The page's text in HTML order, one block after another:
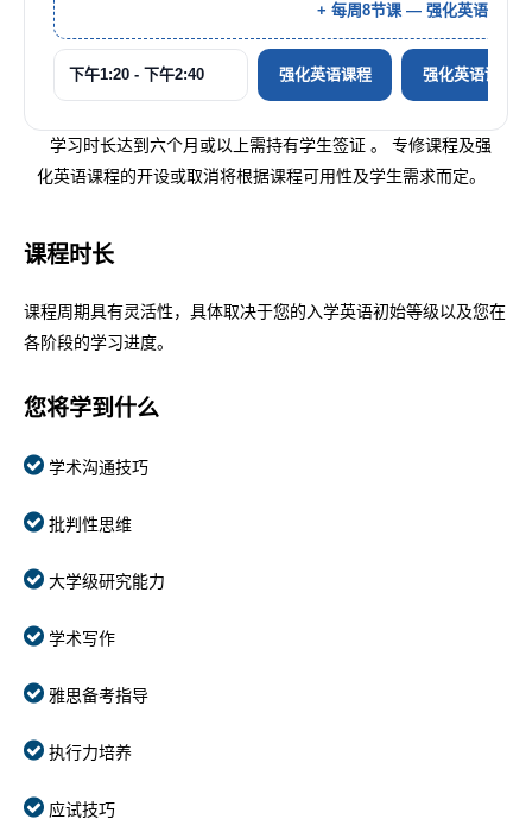
+ 每周8节课 — 强化英语课程
下午1:20 - 下午2:40 强化英语课程 强化英语课程
学习时长达到六个月或以上需持有学生签证 。 专修课程及强
化英语课程的开设或取消将根据课程可用性及学生需求而定。
课程时长
课程周期具有灵活性，具体取决于您的入学英语初始等级以及您在
各阶段的学习进度。
您将学到什么
学术沟通技巧
批判性思维
大学级研究能力
学术写作
雅思备考指导
执行力培养
应试技巧